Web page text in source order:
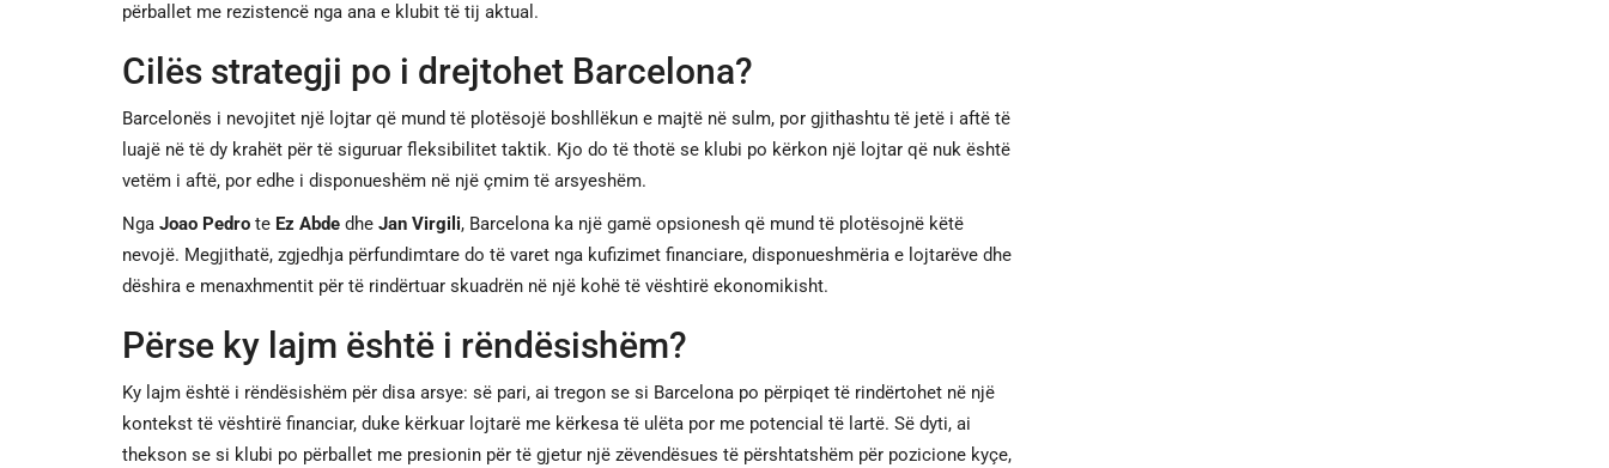
përballet me rezistencë nga ana e klubit të tij aktual.
Cilës strategji po i drejtohet Barcelona?
Barcelonës i nevojitet një lojtar që mund të plotësojë boshllëkun e majtë në sulm, por gjithashtu të jetë i aftë të
luajë në të dy krahët për të siguruar fleksibilitet taktik. Kjo do të thotë se klubi po kërkon një lojtar që nuk është
vetëm i aftë, por edhe i disponueshëm në një çmim të arsyeshëm.
Nga Joao Pedro te Ez Abde dhe Jan Virgili, Barcelona ka një gamë opsionesh që mund të plotësojnë këtë
nevojë. Megjithatë, zgjedhja përfundimtare do të varet nga kufizimet financiare, disponueshmëria e lojtarëve dhe
dëshira e menaxhmentit për të rindërtuar skuadrën në një kohë të vështirë ekonomikisht.
Përse ky lajm është i rëndësishëm?
Ky lajm është i rëndësishëm për disa arsye: së pari, ai tregon se si Barcelona po përpiqet të rindërtohet në një
kontekst të vështirë financiar, duke kërkuar lojtarë me kërkesa të ulëta por me potencial të lartë. Së dyti, ai
thekson se si klubi po përballet me presionin për të gjetur një zëvendësues të përshtatshëm për pozicione kyçe,